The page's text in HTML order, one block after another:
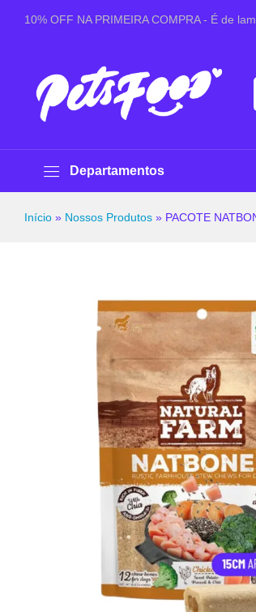
10% OFF NA PRIMEIRA COMPRA - É de
Departamentos
Início » Nossos Produtos » PACOTE
Especificações Avaliações